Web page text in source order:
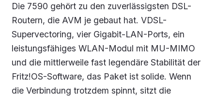
Die 7590 gehört zu den zuverlässigsten DSL-
Routern, die AVM je gebaut hat. VDSL-
Supervectoring, vier Gigabit-LAN-Ports, ein
leistungsfähiges WLAN-Modul mit MU-MIMO
und die mittlerweile fast legendäre Stabilität der
Fritz!OS-Software, das Paket ist solide. Wenn
die Verbindung trotzdem spinnt, sitzt die